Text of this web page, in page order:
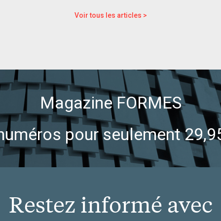
Voir tous les articles >
Magazine FORMES
pour seulement
Restez informé avec